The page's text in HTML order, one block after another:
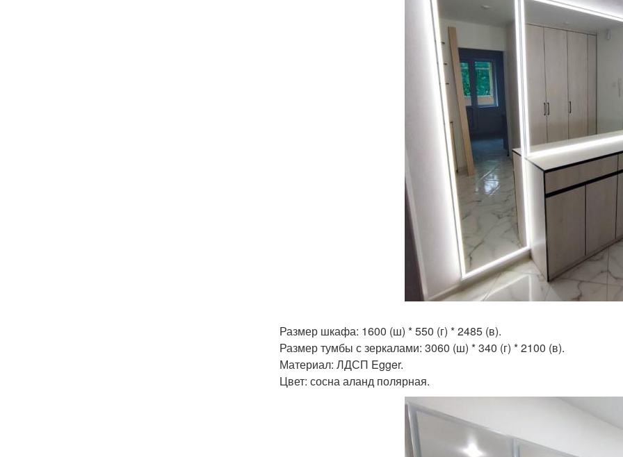
Размер шкафа: 1600 (ш) * 550 (г) * 2485 (в).
Размер тумбы с зеркалами: 3060 (ш) * 340 (г) * 2100 (в).
Материал: ЛДСП Egger.
Цвет: сосна аланд полярная.